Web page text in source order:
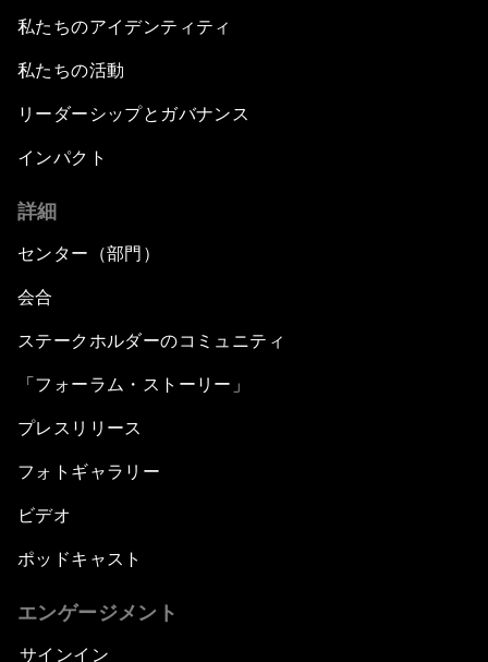
私たちのアイデンティティ
私たちの活動
リーダーシップとガバナンス
インパクト
詳細
センター（部門）
会合
ステークホルダーのコミュニティ
「フォーラム・ストーリー」
プレスリリース
フォトギャラリー
ビデオ
ポッドキャスト
エンゲージメント
サインイン